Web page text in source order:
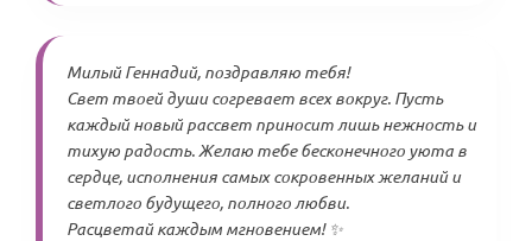
Милый Геннадий, поздравляю тебя!
Свет твоей души согревает всех вокруг. Пусть
каждый новый рассвет приносит лишь нежность и
тихую радость. Желаю тебе бесконечного уюта в
сердце, исполнения самых сокровенных желаний и
светлого будущего, полного любви.
Расцветай каждым мгновением! ✨